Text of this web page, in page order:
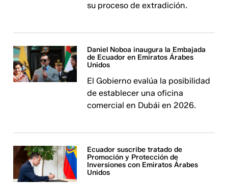
su proceso de extradición.
Daniel Noboa inaugura la Embajada
de Ecuador en Emiratos Árabes
Unidos
El Gobierno evalúa la posibilidad
de establecer una oficina
comercial en Dubái en 2026.
Ecuador suscribe tratado de
Promoción y Protección de
Inversiones con Emiratos Árabes
Unidos